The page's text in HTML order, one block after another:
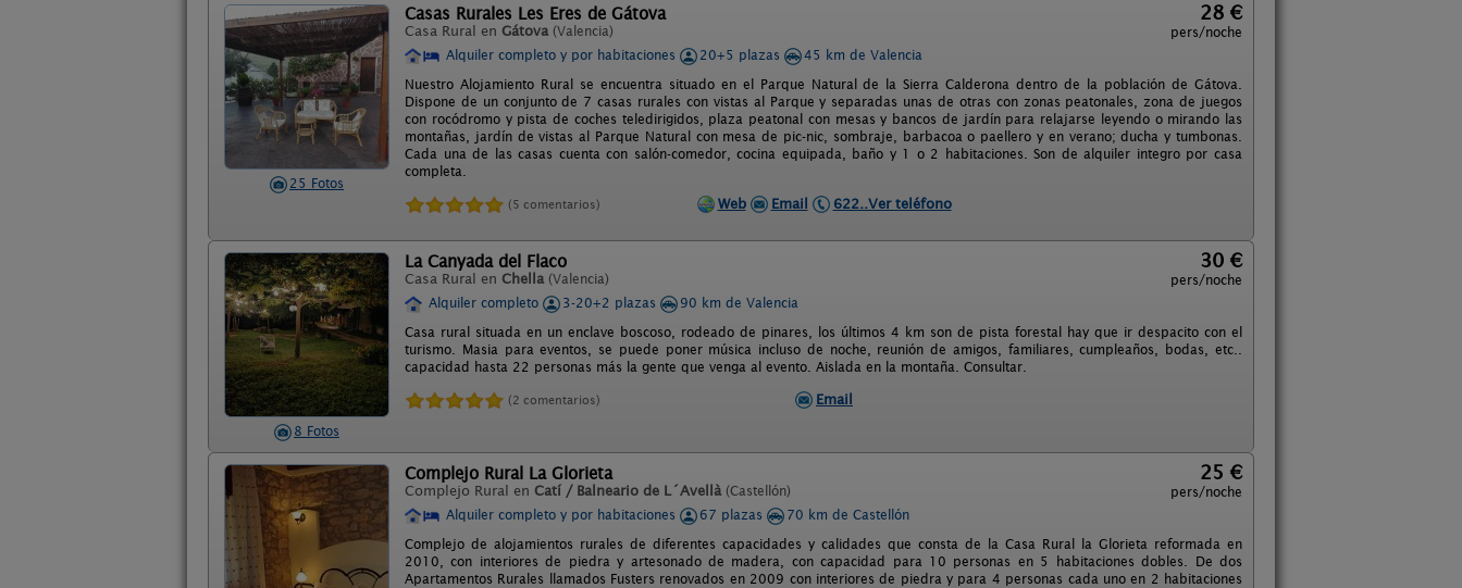
25 Fotos
Casas Rurales Les Eres de Gátova
Casa Rural en Gátova (Valencia)
28 €
pers/noche
Alquiler completo y por habitaciones
20+5 plazas
45 km de Valencia
Nuestro Alojamiento Rural se encuentra situado en el Parque Natural de la Sierra Calderona dentro de la población de Gátova.
Dispone de un conjunto de 7 casas rurales con vistas al Parque y separadas unas de otras con zonas peatonales, zona de juegos
con rocódromo y pista de coches teledirigidos, plaza peatonal con mesas y bancos de jardín para relajarse leyendo o mirando las
montañas, jardín de vistas al Parque Natural con mesa de pic-nic, sombraje, barbacoa o paellero y en verano; ducha y tumbonas.
Cada una de las casas cuenta con salón-comedor, cocina equipada, baño y 1 o 2 habitaciones. Son de alquiler integro por casa
completa.
(5 comentarios) Web Email 622..Ver teléfono
8 Fotos
La Canyada del Flaco
Casa Rural en Chella (Valencia)
30 €
pers/noche
Alquiler completo
3-20+2 plazas
90 km de Valencia
Casa rural situada en un enclave boscoso, rodeado de pinares, los últimos 4 km son de pista forestal hay que ir despacito con el
turismo. Masia para eventos, se puede poner música incluso de noche, reunión de amigos, familiares, cumpleaños, bodas, etc..
capacidad hasta 22 personas más la gente que venga al evento. Aislada en la montaña. Consultar.
(2 comentarios) Email
Complejo Rural La Glorieta
Complejo Rural en Catí / Balneario de L´Avellà (Castellón)
25 €
pers/noche
Alquiler completo y por habitaciones
67 plazas
70 km de Castellón
Complejo de alojamientos rurales de diferentes capacidades y calidades que consta de la Casa Rural la Glorieta reformada en
2010, con interiores de piedra y artesonado de madera, con capacidad para 10 personas en 5 habitaciones dobles. De dos
Apartamentos Rurales llamados Fusters renovados en 2009 con interiores de piedra y para 4 personas cada uno en 2 habitaciones